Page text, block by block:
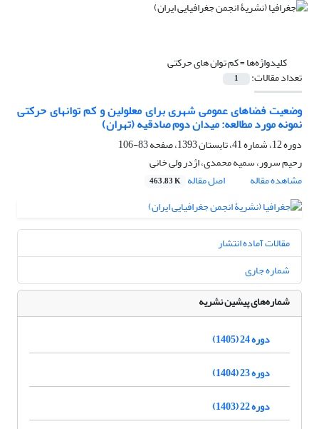
کلیدواژه‌ها =کم توان های حرکتی
تعداد مقالات: 1
وضعیت فضاهای عمومی شهری برای معلولین و کم توانهای حرکتی
نمونه مورد مطالعه: میدان دوم صادقیه (تهران)
دوره 12، شماره 41، تابستان 1393، صفحه
83-106
رحیم سرور، سمیه محمدی، اژدر ولی خانی
مشاهده مقاله
اصل مقاله 463.83 K
مقالات آماده انتشار
شماره جاری
شماره‌های پیشین نشریه
دوره 24 (1405)
دوره 23 (1404)
دوره 22 (1403)